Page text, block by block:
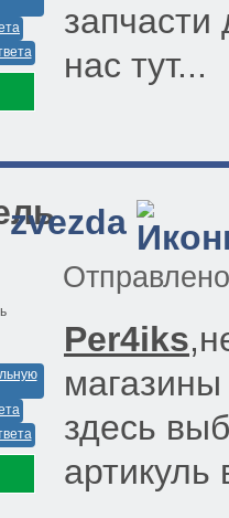
нас тут...
zvezda
Per4iks
здесь